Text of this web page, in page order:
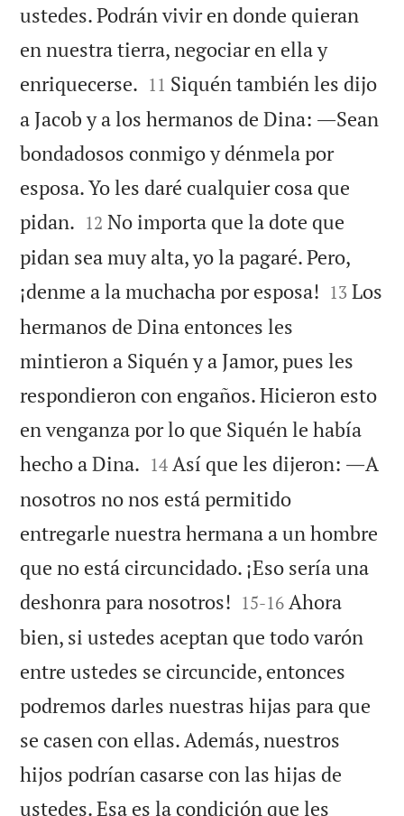
ustedes. Podrán vivir en donde quieran
en nuestra tierra, negociar en ella y
enriquecerse. 

11 Siquén también les dijo
a Jacob y a los hermanos de Dina: ―Sean
bondadosos conmigo y dénmela por
esposa. Yo les daré cualquier cosa que
pidan. 

12 No importa que la dote que
pidan sea muy alta, yo la pagaré. Pero,
¡denme a la muchacha por esposa! 

13 Los
hermanos de Dina entonces les
mintieron a Siquén y a Jamor, pues les
respondieron con engaños. Hicieron esto
en venganza por lo que Siquén le había
hecho a Dina. 

14 Así que les dijeron: ―A
nosotros no nos está permitido
entregarle nuestra hermana a un hombre
que no está circuncidado. ¡Eso sería una
deshonra para nosotros! 

15-16 Ahora
bien, si ustedes aceptan que todo varón
entre ustedes se circuncide, entonces
podremos darles nuestras hijas para que
se casen con ellas. Además, nuestros
hijos podrían casarse con las hijas de
ustedes. Esa es la condición que les